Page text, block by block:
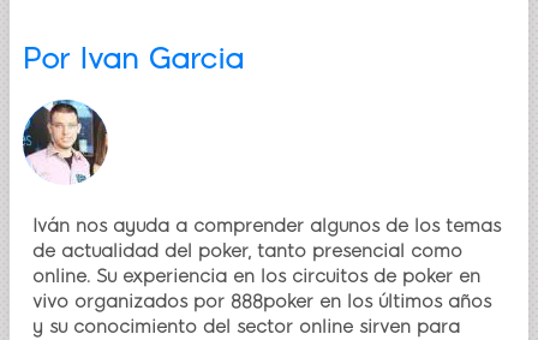
Por Ivan Garcia
Iván nos ayuda a comprender algunos de los temas
de actualidad del poker, tanto presencial como
online. Su experiencia en los circuitos de poker en
vivo organizados por 888poker en los últimos años
y su conocimiento del sector online sirven para